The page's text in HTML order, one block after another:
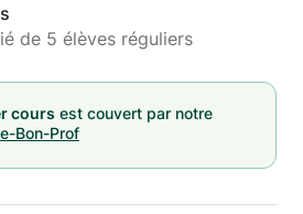
de 5 élèves réguliers
cours est couvert par notre
Bon-Prof